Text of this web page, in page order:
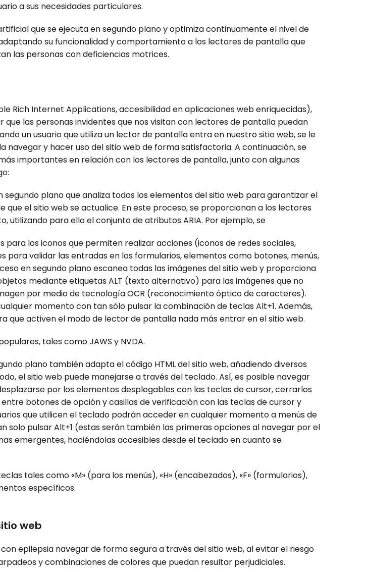
a sus necesidades particulares.
que se ejecuta en segundo plano y optimiza continuamente el nivel de
su funcionalidad y comportamiento a los lectores de pantalla que
las personas con deficiencias motrices.
Rich Internet Applications, accesibilidad en aplicaciones web enriquecidas),
las personas invidentes que nos visitan con lectores de pantalla puedan
un usuario que utiliza un lector de pantalla entra en nuestro sitio web, se le
y hacer uso del sitio web de forma satisfactoria. A continuación, se
importantes en relación con los lectores de pantalla, junto con algunas
plano que analiza todos los elementos del sitio web para garantizar el
el sitio web se actualice. En este proceso, se proporcionan a los lectores
para ello el conjunto de atributos ARIA. Por ejemplo, se
los iconos que permiten realizar acciones (iconos de redes sociales,
para validar las entradas en los formularios, elementos como botones, menús,
en segundo plano escanea todas las imágenes del sitio web y proporciona
mediante etiquetas ALT (texto alternativo) para las imágenes que no
por medio de tecnología OCR (reconocimiento óptico de caracteres).
momento con tan sólo pulsar la combinación de teclas Alt+1. Además,
que activen el modo de lector de pantalla nada más entrar en el sitio web.
tales como JAWS y NVDA.
plano también adapta el código HTML del sitio web, añadiendo diversos
el sitio web puede manejarse a través del teclado. Así, es posible navegar
por los elementos desplegables con las teclas de cursor, cerrarlos
botones de opción y casillas de verificación con las teclas de cursor y
que utilicen el teclado podrán acceder en cualquier momento a menús de
pulsar Alt+1 (estas serán también las primeras opciones al navegar por el
emergentes, haciéndolas accesibles desde el teclado en cuanto se
tales como «M» (para los menús), «H» (encabezados), «F» (formularios),
específicos.
web
epilepsia navegar de forma segura a través del sitio web, al evitar el riesgo
y combinaciones de colores que puedan resultar perjudiciales.